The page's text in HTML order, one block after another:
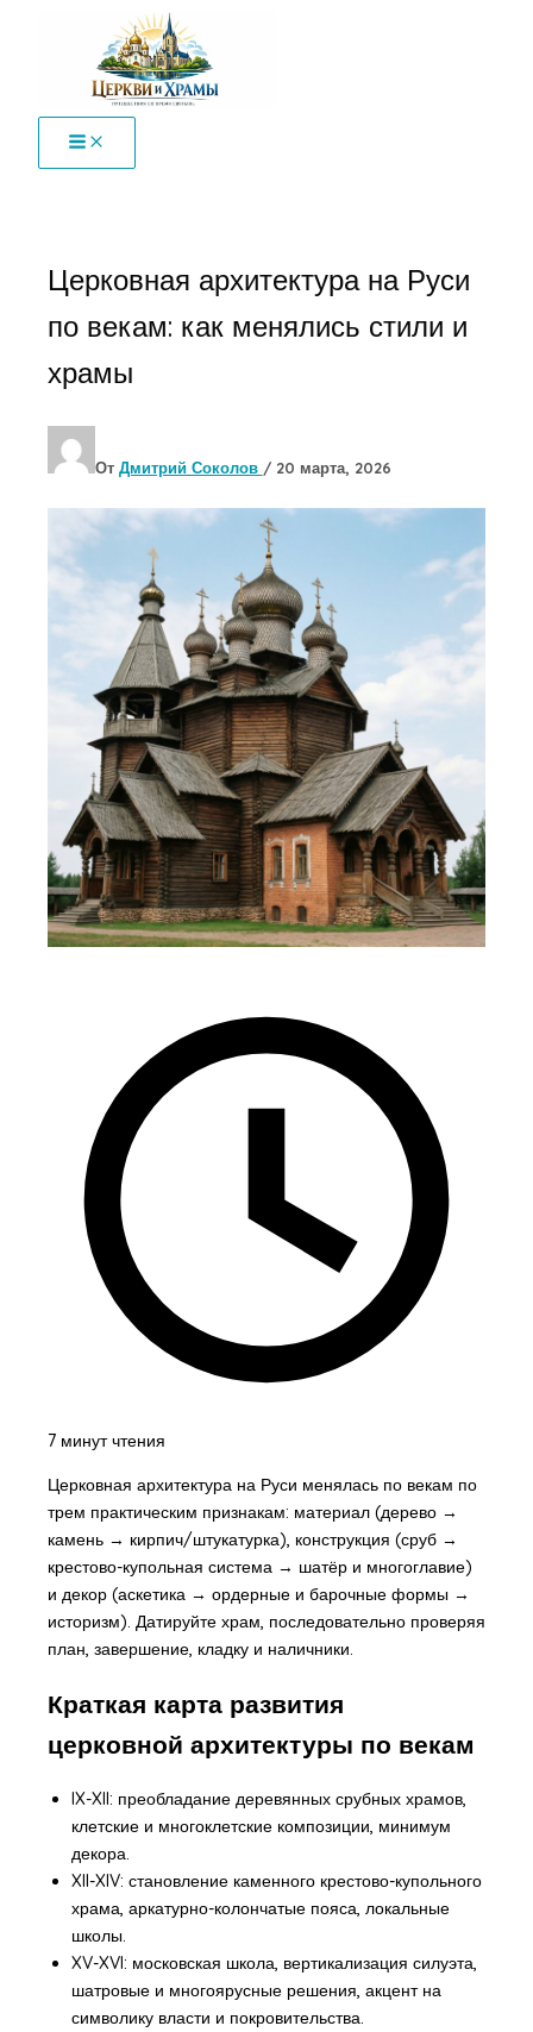
содержимому
Церковная архитектура на Руси
по векам: как менялись стили и
храмы
От Дмитрий Соколов / 20 марта, 2026
7 минут чтения
Церковная архитектура на Руси менялась по векам по
трем практическим признакам: материал (дерево →
камень → кирпич/штукатурка), конструкция (сруб →
крестово-купольная система → шатёр и многоглавие)
и декор (аскетика → ордерные и барочные формы →
историзм). Датируйте храм, последовательно проверяя
план, завершение, кладку и наличники.
Краткая карта развития
церковной архитектуры по векам
IX-XII: преобладание деревянных срубных храмов,
клетские и многоклетские композиции, минимум
декора.
XII-XIV: становление каменного крестово-купольного
храма, аркатурно-колончатые пояса, локальные
школы.
XV-XVI: московская школа, вертикализация силуэта,
шатровые и многоярусные решения, акцент на
символику власти и покровительства.